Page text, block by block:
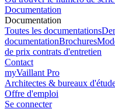
Documentation
Documentation
Toutes les documentations
documentationBrochures
de prix contrats d'entretien
Contact
myVaillant Pro
Architectes & bureaux
Offre d'emploi
Se connecter